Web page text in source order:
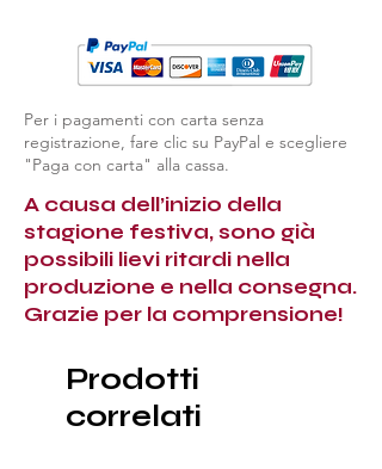
Per i pagamenti con carta senza
registrazione, fare clic su PayPal e scegliere
"Paga con carta" alla cassa.
A causa dell’inizio della
stagione festiva, sono già
possibili lievi ritardi nella
produzione e nella consegna.
Grazie per la comprensione!
Prodotti
correlati